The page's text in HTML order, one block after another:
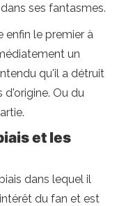
ses fantasmes.
enfin le premier à
un
qu'il a détruit
Ou du
et les
dans lequel il
du fan et est